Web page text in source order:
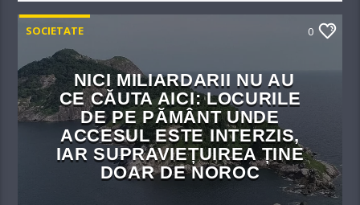
SOCIETATE 0
NICI MILIARDARII NU AU
CE CĂUTA AICI: LOCURILE
DE PE PĂMÂNT UNDE
ACCESUL ESTE INTERZIS,
IAR SUPRAVIEȚUIREA ȚINE
DOAR DE NOROC